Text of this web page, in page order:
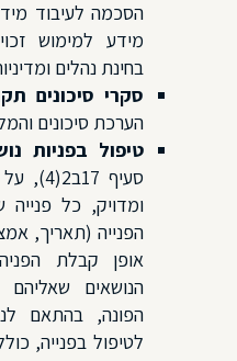
הסכמה לעיבוד
מידע למימוש
בחינת נהלים
סקרי סיכונים
הערכת סיכונים
טיפול בפניות
ומדויק, כל
הפנייה (תאריך,
אופן קבלת
הנושאים
הפונה, בהתאם
לטיפול בפנייה,